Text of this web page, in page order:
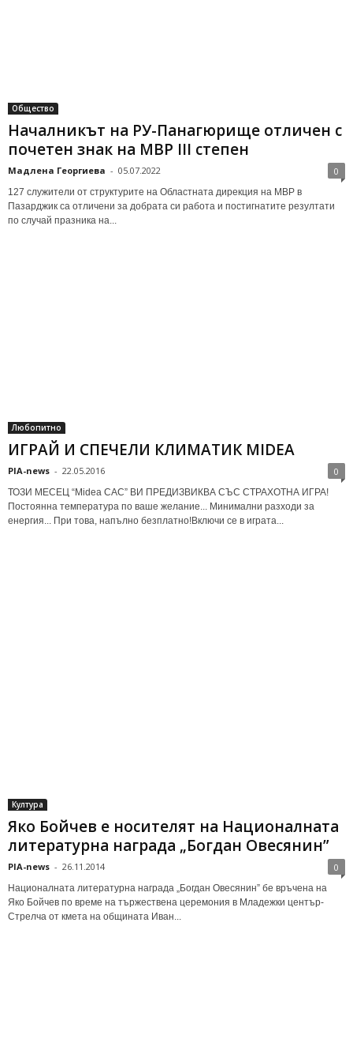
Общество
Началникът на РУ-Панагюрище отличен с
почетен знак на МВР III степен
Мадлена Георгиева - 05.07.2022 0
127 служители от структурите на Областната дирекция на МВР в
Пазарджик са отличени за добрата си работа и постигнатите резултати
по случай празника на...
Любопитно
ИГРАЙ И СПЕЧЕЛИ КЛИМАТИК MIDEA
PIA-news - 22.05.2016 0
ТОЗИ МЕСЕЦ “Midea CAC” ВИ ПРЕДИЗВИКВА СЪС СТРАХОТНА ИГРА!
Постоянна температура по ваше желание... Минимални разходи за
енергия... При това, напълно безплатно!Включи се в играта...
Култура
Яко Бойчев е носителят на Националната
литературна награда „Богдан Овесянин”
PIA-news - 26.11.2014 0
Националната литературна награда „Богдан Овесянин” бе връчена на
Яко Бойчев по време на тържествена церемония в Младежки център-
Стрелча от кмета на общината Иван...